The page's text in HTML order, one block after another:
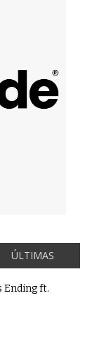
ÚLTIMAS
Ending ft.